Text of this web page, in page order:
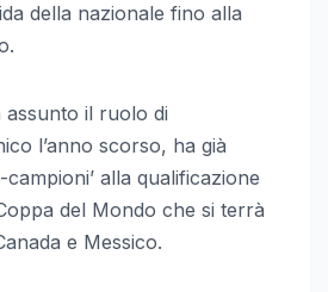
della nazionale fino alla
il ruolo di
l’anno scorso, ha già
alla qualificazione
del Mondo che si terrà
e Messico.